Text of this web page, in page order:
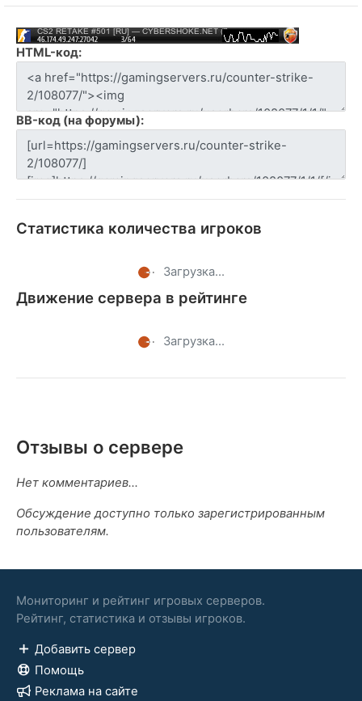
HTML-код:
BB-код (на форумы):
Статистика количества игроков
Загрузка...
Движение сервера в рейтинге
Загрузка...
Отзывы о сервере
Нет комментариев...
Обсуждение доступно только зарегистрированным
пользователям.
Мониторинг и рейтинг игровых серверов.
Рейтинг, статистика и отзывы игроков.
Добавить сервер
Помощь
Реклама на сайте